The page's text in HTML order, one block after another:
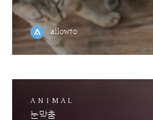
allowto
ANIMAL
눈맞춤